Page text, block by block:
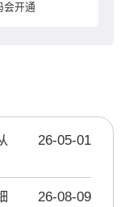
会开通
26-05-01
26-08-09